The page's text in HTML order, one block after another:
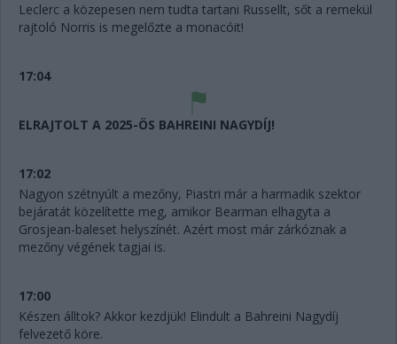
Leclerc a közepesen nem tudta tartani Russellt, sőt a remekül
rajtoló Norris is megelőzte a monacóit!
17:04
ELRAJTOLT A 2025-ÖS BAHREINI NAGYDÍJ!
17:02
Nagyon szétnyúlt a mezőny, Piastri már a harmadik szektor
bejáratát közelítette meg, amikor Bearman elhagyta a
Grosjean-baleset helyszínét. Azért most már zárkóznak a
mezőny végének tagjai is.
17:00
Készen álltok? Akkor kezdjük! Elindult a Bahreini Nagydíj
felvezető köre.